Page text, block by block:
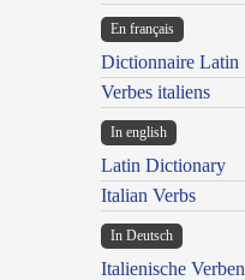
En français
Dictionnaire Latin
Verbes italiens
In english
Latin Dictionary
Italian Verbs
In Deutsch
Italienische Verben